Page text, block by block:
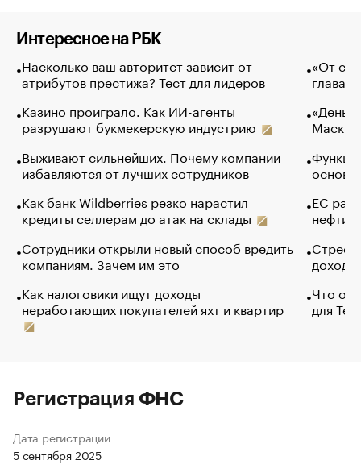
Интересное на РБК
Насколько ваш авторитет зависит от
атрибутов престижа? Тест для лидеров
Казино проиграло. Как ИИ-агенты
разрушают букмекерскую индустрию
Выживают сильнейших. Почему компании
избавляются от лучших сотрудников
Как банк Wildberries резко нарастил
кредиты селлерам до атак на склады
Сотрудники открыли новый способ вредить
компаниям. Зачем им это
Как налоговики ищут доходы
неработающих покупателей яхт и квартир
«От
глава
Маск в
основ
ЕС
нефти
Что
для
Регистрация ФНС
Дата регистрации
5 сентября 2025